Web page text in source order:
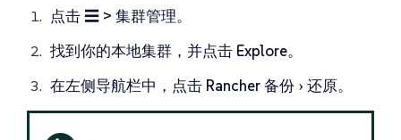
点击 ☰ > 集群管理。
找到你的本地集群，并点击 Explore。
在左侧导航栏中，点击 Rancher 备份 还原。